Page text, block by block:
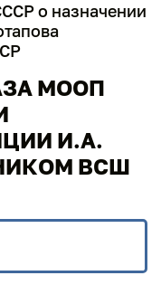
о назначении
МООП
И.А.
ВСШ